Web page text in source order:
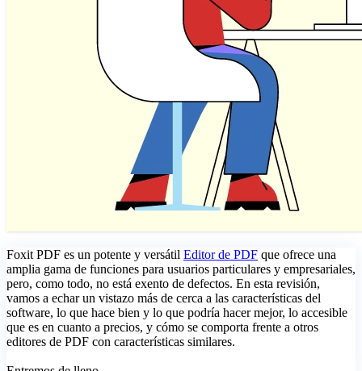
Foxit PDF es un potente y versátil Editor de PDF que ofrece una
amplia gama de funciones para usuarios particulares y empresariales,
pero, como todo, no está exento de defectos. En esta revisión,
vamos a echar un vistazo más de cerca a las características del
software, lo que hace bien y lo que podría hacer mejor, lo accesible
que es en cuanto a precios, y cómo se comporta frente a otros
editores de PDF con características similares.